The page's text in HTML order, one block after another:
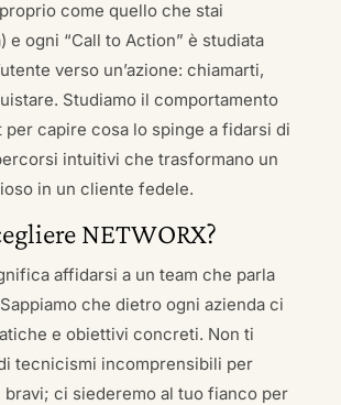
come quello che stai
e ogni “Call to Action” è studiata
verso un’azione: chiamarti,
Studiamo il comportamento
per capire cosa lo spinge a fidarsi di
intuitivi che trasformano un
in un cliente fedele.
NETWORX?
affidarsi a un team che parla
che dietro ogni azienda ci
e obiettivi concreti. Non ti
tecnicismi incomprensibili per
bravi; ci siederemo al tuo fianco per